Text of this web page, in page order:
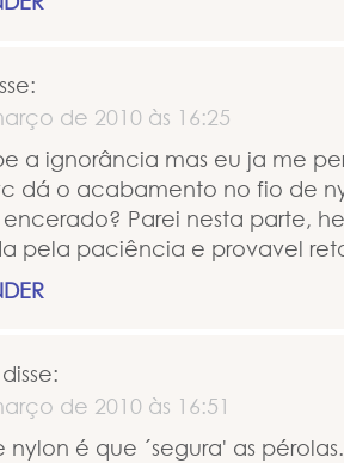
de 2010 às 16:25
a ignorância mas eu ja me
dá o acabamento no fio de
Parei nesta parte,
pela paciência e provavel
disse:
de 2010 às 16:51
nylon é que ´segura' as